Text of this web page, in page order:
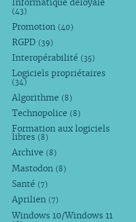
Informatique déloyale
(43)
Promotion (40)
RGPD (39)
Interopérabilité (35)
Logiciels propriétaires
(34)
Algorithme (8)
Technopolice (8)
Formation aux logiciels
libres (8)
Archive (8)
Mastodon (8)
Santé (7)
Aprilien (7)
Windows 10/Windows 11